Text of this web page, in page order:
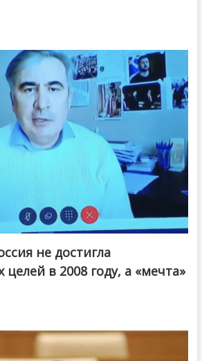
не достигла
целей в 2008 году, а «мечта»